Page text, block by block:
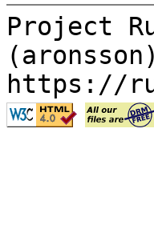
Project
https://